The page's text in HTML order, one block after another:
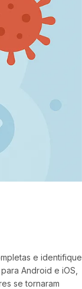
e identifique
Android e iOS,
se tornaram